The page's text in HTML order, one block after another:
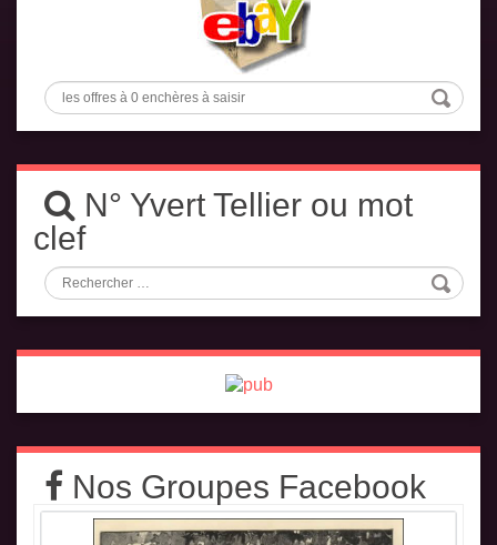
N° Yvert Tellier ou mot
clef
Nos Groupes Facebook